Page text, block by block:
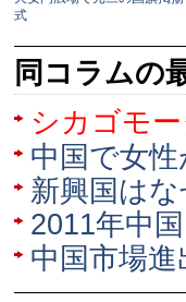
同コラムの
シカゴモ
中国で女
新興国は
2011年中
中国市場